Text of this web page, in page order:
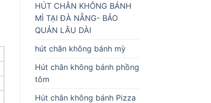
HÚT CHÂN KHÔNG BÁNH
MÌ TẠI ĐÀ NẴNG- BẢO
QUẢN LÂU DÀI
hút chân không bánh mỳ
Hút chân không bánh phồng
tôm
Hút chân không bánh Pizza